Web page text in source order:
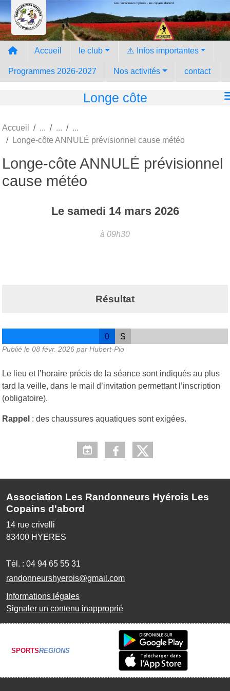
Les randonneurs hyèrois - les copains d'abord
Accueil le club ⚠️ Infos importantes
Programmes 2026-2027 Nos activités contact
Longe côte
Accueil
Longe-côte ANNULÉ prévisionnel cause météo
Longe-côte ANNULÉ prévisionnel
cause météo
Le samedi 14 mars 2026
à 09h30
Résultat
0 S
Publié le 08 févr. 2026 par Hubert-Pio
Le lieu et l’horaire précis de la séance sont indiqués au plus
tard la veille, dans le mail d’invitation permettant l’inscription
(obligatoire).
Rappel : des chaussures aquatiques sont exigées.
Association Les Randonneurs Hyérois Les
Copains d'abord
14 rue crivelli
83400 HYERES
Tél. : 04 94 65 55 31
randonneurshyerois@gmail.com
Informations légales
Signaler un contenu inapproprié
SPORTSREGIONS
Panneau de gestion des cookies